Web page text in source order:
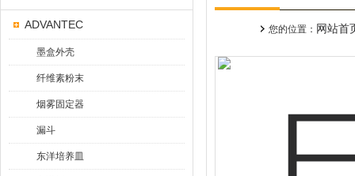
ADVANTEC
墨盒外壳
纤维素粉末
烟雾固定器
漏斗
东洋培养皿
您的位置： 网站首